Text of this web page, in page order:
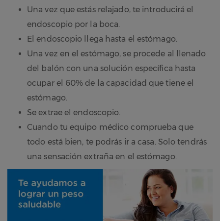
Una vez que estás relajado, te introducirá el
endoscopio por la boca.
El endoscopio llega hasta el estómago.
Una vez en el estómago, se procede al llenado
del balón con una solución específica hasta
ocupar el 60% de la capacidad que tiene el
estómago.
Se extrae el endoscopio.
Cuando tu equipo médico comprueba que
todo está bien, te podrás ir a casa. Solo tendrás
una sensación extraña en el estómago.